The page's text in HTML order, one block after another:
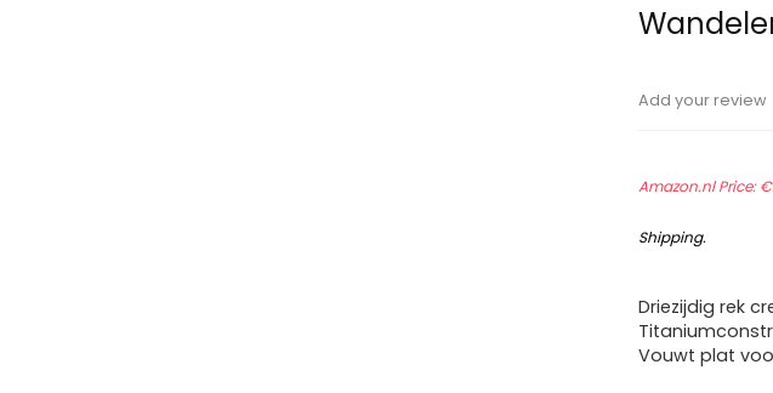
Add your review
Amazon.nl Price:€
Shipping.
Driezijdig rek
Vouwt plat